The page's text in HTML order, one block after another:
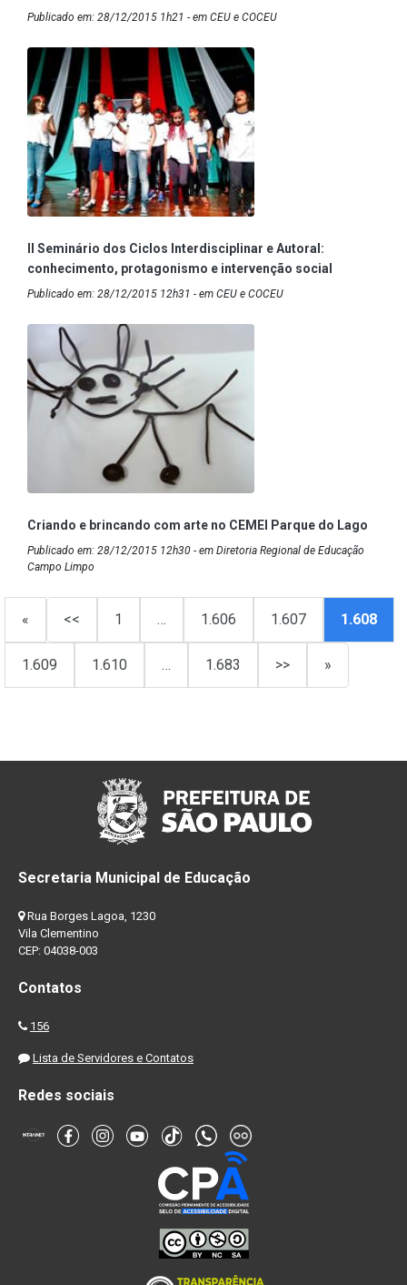
Publicado em: 28/12/2015 1h21 - em CEU e COCEU
II Seminário dos Ciclos Interdisciplinar e Autoral:
conhecimento, protagonismo e intervenção social
Publicado em: 28/12/2015 12h31 - em CEU e COCEU
Criando e brincando com arte no CEMEI Parque do Lago
Publicado em: 28/12/2015 12h30 - em Diretoria Regional de Educação
Campo Limpo
« << 1 … 1.606 1.607 1.608
1.609 1.610 … 1.683 >> »
Secretaria Municipal de Educação
Rua Borges Lagoa, 1230
Vila Clementino
CEP: 04038-003
Contatos
156
Lista de Servidores e Contatos
Redes sociais